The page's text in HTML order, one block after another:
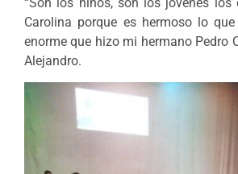
Carolina porque es hermoso lo
enorme que hizo mi hermano Pedro
Alejandro.